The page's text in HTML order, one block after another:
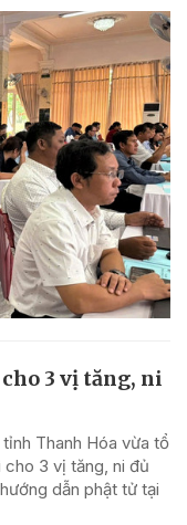
3 vị tăng, ni
Thanh Hóa vừa tổ
3 vị tăng, ni đủ
dẫn phật tử tại